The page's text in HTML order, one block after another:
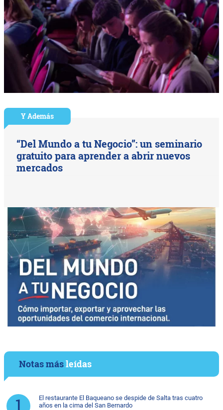
Y Además
“Del Mundo a tu Negocio”: un seminario
gratuito para aprender a abrir nuevos
mercados
Notas másleídas
El restaurante El Baqueano se despide de Salta tras cuatro
años en la cima del San Bernardo